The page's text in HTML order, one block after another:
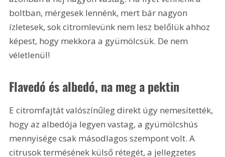
boltban, mérgesek lennénk, mert bár nagyon
ízletesek, sok citromlevünk nem lesz belőlük ahhoz
képest, hogy mekkora a gyümölcsük. De nem
véletlenül!
Flavedó és albedó, na meg a pektin
E citromfajtát valószínűleg direkt úgy nemesítették,
hogy az albedója legyen vastag, a gyümölcshús
mennyisége csak másodlagos szempont volt. A
citrusok termésének külső rétegét, a jellegzetes